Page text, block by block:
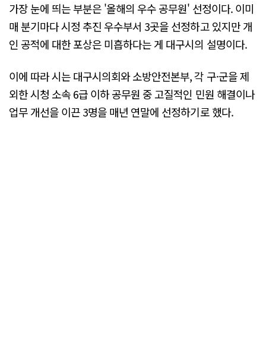
가장 눈에 띄는 부분은 '올해의 우수 공무원' 선정이다. 이미
매 분기마다 시정 추진 우수부서 3곳을 선정하고 있지만 개
인 공적에 대한 포상은 미흡하다는 게 대구시의 설명이다.
이에 따라 시는 대구시의회와 소방안전본부, 각 구·군을 제
외한 시청 소속 6급 이하 공무원 중 고질적인 민원 해결이나
업무 개선을 이끈 3명을 매년 연말에 선정하기로 했다.